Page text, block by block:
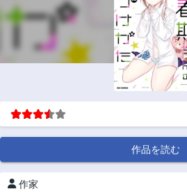
作品を読む
作家